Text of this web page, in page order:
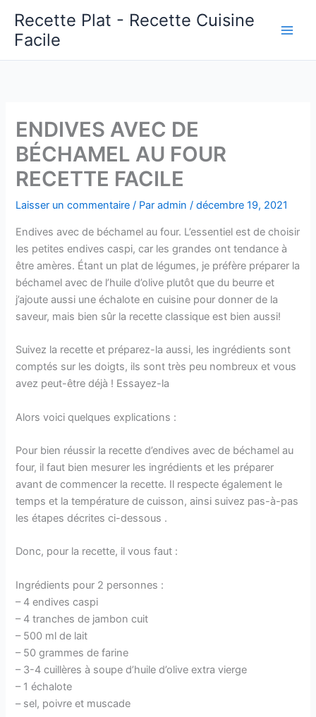
contenu
Recette Plat - Recette Cuisine
Facile
ENDIVES AVEC DE
BÉCHAMEL AU FOUR
RECETTE FACILE
Laisser un commentaire / Paradmin/décembre 19, 2021
Endives avec de béchamel au four. L’essentiel est de choisir
les petites endives caspi, car les grandes ont tendance à
être amères. Étant un plat de légumes, je préfère préparer la
béchamel avec de l’huile d’olive plutôt que du beurre et
j’ajoute aussi une échalote en cuisine pour donner de la
saveur, mais bien sûr la recette classique est bien aussi!
Suivez la recette et préparez-la aussi, les ingrédients sont
comptés sur les doigts, ils sont très peu nombreux et vous
avez peut-être déjà ! Essayez-la
Alors voici quelques explications :
Pour bien réussir la recette d’endives avec de béchamel au
four, il faut bien mesurer les ingrédients et les préparer
avant de commencer la recette. Il respecte également le
temps et la température de cuisson, ainsi suivez pas-à-pas
les étapes décrites ci-dessous .
Donc, pour la recette, il vous faut :
Ingrédients pour 2 personnes :
– 4 endives caspi
– 4 tranches de jambon cuit
– 500 ml de lait
– 50 grammes de farine
– 3-4 cuillères à soupe d’huile d’olive extra vierge
– 1 échalote
– sel, poivre et muscade